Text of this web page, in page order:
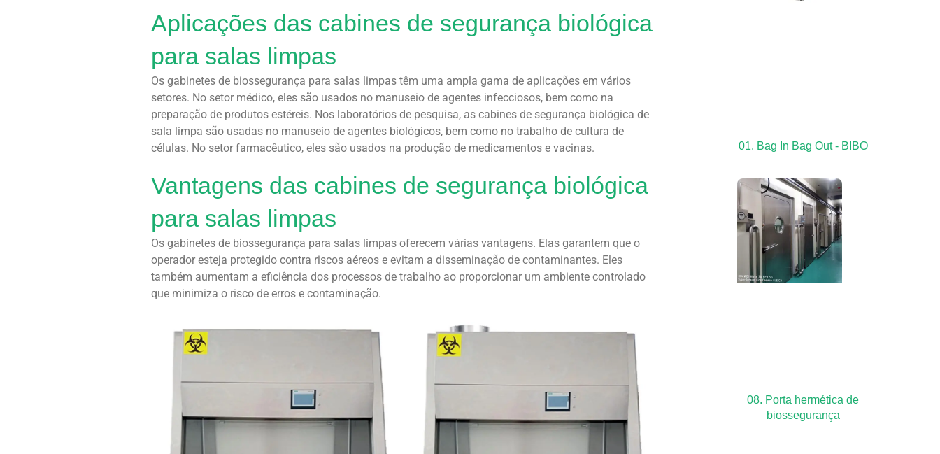
Aplicações das cabines de segurança biológica
para salas limpas
Os gabinetes de biossegurança para salas limpas têm uma ampla gama de aplicações em vários
setores. No setor médico, eles são usados no manuseio de agentes infecciosos, bem como na
preparação de produtos estéreis. Nos laboratórios de pesquisa, as cabines de segurança biológica de
sala limpa são usadas no manuseio de agentes biológicos, bem como no trabalho de cultura de
células. No setor farmacêutico, eles são usados na produção de medicamentos e vacinas.
Vantagens das cabines de segurança biológica
para salas limpas
Os gabinetes de biossegurança para salas limpas oferecem várias vantagens. Elas garantem que o
operador esteja protegido contra riscos aéreos e evitam a disseminação de contaminantes. Eles
também aumentam a eficiência dos processos de trabalho ao proporcionar um ambiente controlado
que minimiza o risco de erros e contaminação.
01. Bag In Bag Out - BIBO
08. Porta hermética de
biossegurança